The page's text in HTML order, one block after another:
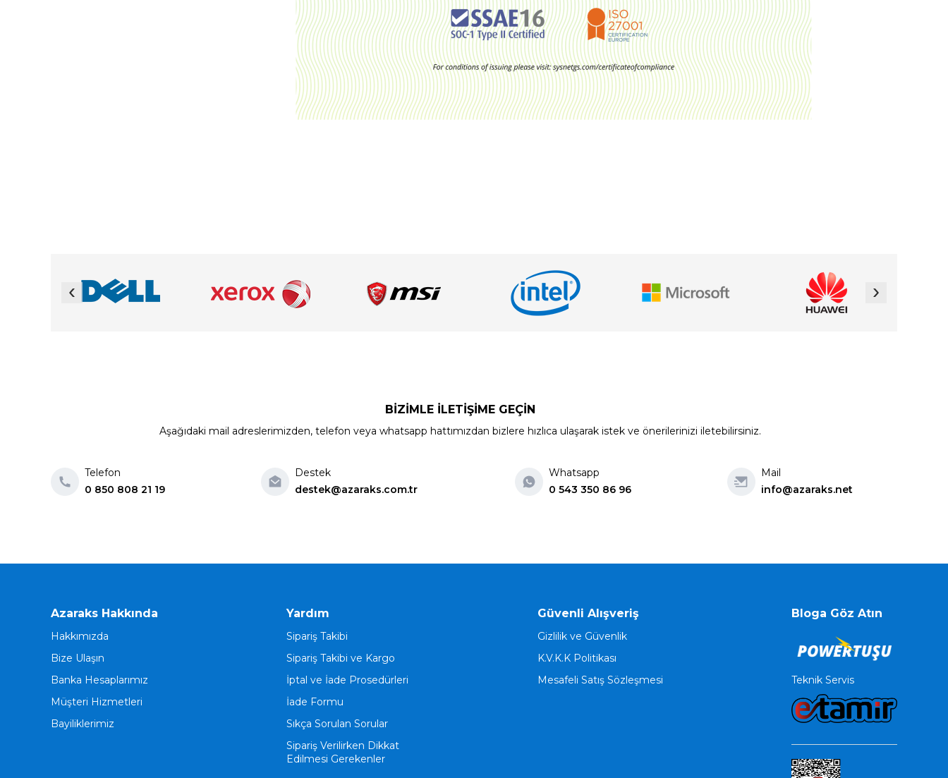
‹ ›
BİZİMLE İLETİŞİME GEÇİN
Aşağıdaki mail adreslerimizden, telefon veya whatsapp hattımızdan bizlere hızlıca ulaşarak istek ve önerilerinizi iletebilirsiniz.
Telefon
0 850 808 21 19
Destek
destek@azaraks.com.tr
Whatsapp
0 543 350 86 96
Mail
info@azaraks.net
Azaraks Hakkında
Hakkımızda
Bize Ulaşın
Banka Hesaplarımız
Müşteri Hizmetleri
Bayiliklerimiz
Yardım
Sipariş Takibi
Sipariş Takibi ve Kargo
İptal ve İade Prosedürleri
İade Formu
Sıkça Sorulan Sorular
Sipariş Verilirken Dikkat
Edilmesi Gerekenler
Güvenli Alışveriş
Gizlilik ve Güvenlik
K.V.K.K Politikası
Mesafeli Satış Sözleşmesi
Bloga Göz Atın
Teknik Servis